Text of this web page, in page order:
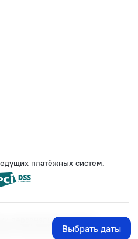
Выбрать даты
платёжных систем.
персональных данных
технологии